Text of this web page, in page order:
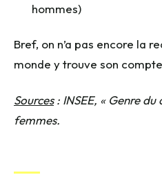
hommes)
Bref, on n’a pas encore la
monde y trouve son
Sources: INSEE, « Genre
femmes.